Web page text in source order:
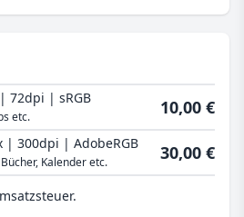
72dpi | sRGB
etc. 10,00 €
| 300dpi | AdobeRGB
Kalender etc. 30,00 €